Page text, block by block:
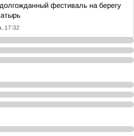
фестиваль на берегу
17:32